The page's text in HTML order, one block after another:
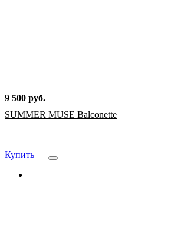
9 500 руб.
SUMMER MUSE Balconette
Купить